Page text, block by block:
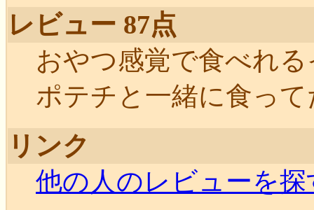
レビュー 87点
おやつ感覚で食べれ
ポテチと一緒に食って
リンク
他の人のレビューを探